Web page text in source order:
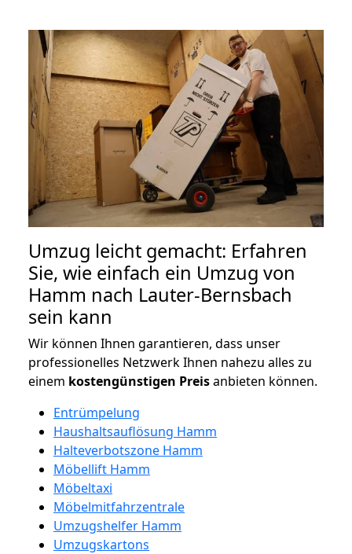
Umzug leicht gemacht: Erfahren
Sie, wie einfach ein Umzug von
Hamm nach Lauter-Bernsbach
sein kann
Wir können Ihnen garantieren, dass unser
professionelles Netzwerk Ihnen nahezu alles zu
einem kostengünstigen Preisanbieten können.
Entrümpelung
Haushaltsauflösung Hamm
Halteverbotszone Hamm
Möbellift Hamm
Möbeltaxi
Möbelmitfahrzentrale
Umzugshelfer Hamm
Umzugskartons